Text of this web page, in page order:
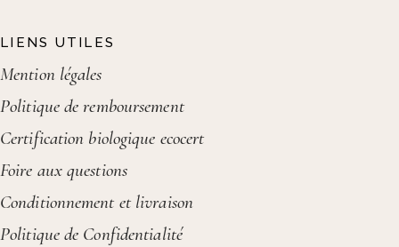
LIENS UTILES
Mention légales
Politique de remboursement
Certification biologique ecocert
Foire aux questions
Conditionnement et livraison
Politique de Confidentialité